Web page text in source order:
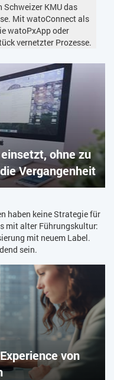
2026 USABILITY
WEB-SHOP
Schweizer KMU das
Mit watoConnect als
watoPxApp oder
vernetzter Prozesse.
ohne zu
Vergangenheit
haben keine Strategie für
mit alter Führungskultur:
mit neuem Label.
sein.
von